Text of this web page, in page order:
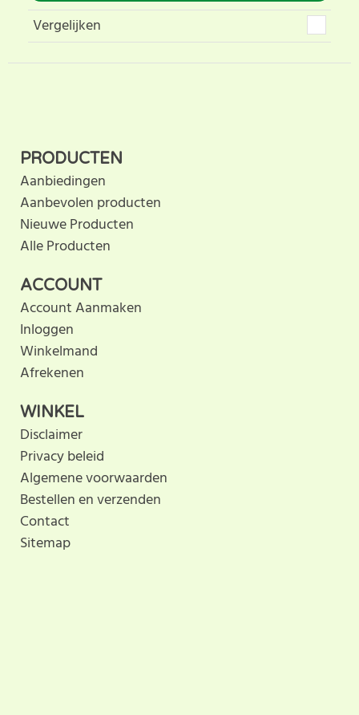
Vergelijken
ACCOUNT
Account Aanmaken
Inloggen
Winkelmand
Afrekenen
PRODUCTEN
Aanbiedingen
Aanbevolen producten
Nieuwe Producten
Alle Producten
WINKEL
Disclaimer
Privacy beleid
Algemene voorwaarden
Bestellen en verzenden
Contact
Sitemap